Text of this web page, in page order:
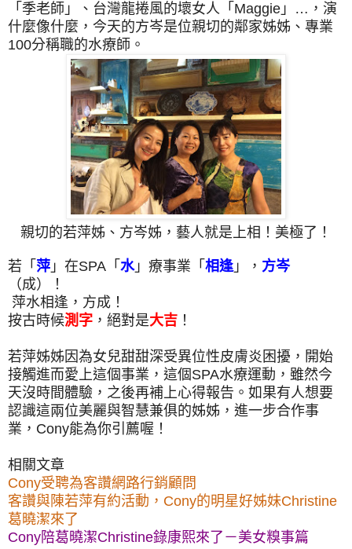
「季老師」、台灣龍捲風的壞女人「Maggie」…，演
什麼像什麼，今天的方岑是位親切的鄰家姊姊、 專業
100分稱職的水療師。
親切的若萍姊、方岑姊，藝人就是上相！美極了！
若「 萍 」在SPA「 水」療事業「 相逢」， 方岑
（成）！
萍水相逢，方成！
按古時候測字 ，絕對是大吉 ！
若萍姊姊因為女兒甜甜深受異位性皮膚炎困擾，開始
接觸進而愛上這個事業，這個SPA水療運動，雖然今
天沒時間體驗，之後再補上心得報告。如果有人想要
認識這兩位美麗與智慧兼俱的姊姊，進一步合作事
業，Cony能為你引薦喔！
相關文章
Cony受聘為客讚網路行銷顧問
客讚與陳若萍有約活動，Cony的明星好姊妹Christine
葛曉潔來了
Cony陪葛曉潔Christine錄康熙來了－美女糗事篇